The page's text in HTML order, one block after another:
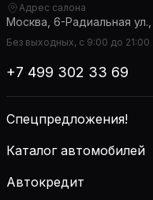
Адрес салона
Москва, 6-Радиальная ул.,
Без выходных, с 9:00 до 21:00
+7 499 302 33 69
Спецпредложения!
Каталог автомобилей
Автокредит